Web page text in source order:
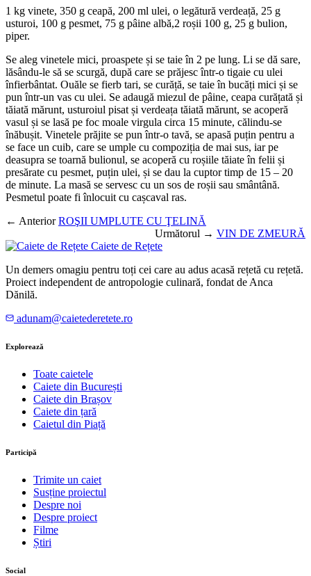
1 kg vinete, 350 g ceapă, 200 ml ulei, o legătură verdeață, 25 g
usturoi, 100 g pesmet, 75 g pâine albă,2 roșii 100 g, 25 g bulion,
piper.
Se aleg vinetele mici, proaspete și se taie în 2 pe lung. Li se dă sare,
lăsându-le să se scurgă, după care se prăjesc într-o tigaie cu ulei
înfierbântat. Ouăle se fierb tari, se curăță, se taie în bucăți mici și se
pun într-un vas cu ulei. Se adaugă miezul de pâine, ceapa curățată și
tăiată mărunt, usturoiul pisat și verdeața tăiată mărunt, se acoperă
vasul și se lasă pe foc moale virgula circa 15 minute, călindu-se
înăbușit. Vinetele prăjite se pun într-o tavă, se apasă puțin pentru a
se face un cuib, care se umple cu compoziția de mai sus, iar pe
deasupra se toarnă bulionul, se acoperă cu roșiile tăiate în felii și
presărate cu pesmet, puțin ulei, și se dau la cuptor timp de 15 – 20
de minute. La masă se servesc cu un sos de roșii sau smântână.
Pesmetul poate fi înlocuit cu cașcaval ras.
← Anterior ROŞII UMPLUTE CU ŢELINĂ
Următorul → VIN DE ZMEURĂ
Caiete de Rețete
Un demers omagiu pentru toți cei care au adus acasă rețetă cu rețetă.
Proiect independent de antropologie culinară, fondat de Anca
Dănilă.
adunam@caietederetete.ro
Explorează
Toate caietele
Caiete din București
Caiete din Brașov
Caiete din țară
Caietul din Piață
Participă
Trimite un caiet
Susține proiectul
Despre noi
Despre proiect
Filme
Știri
Social